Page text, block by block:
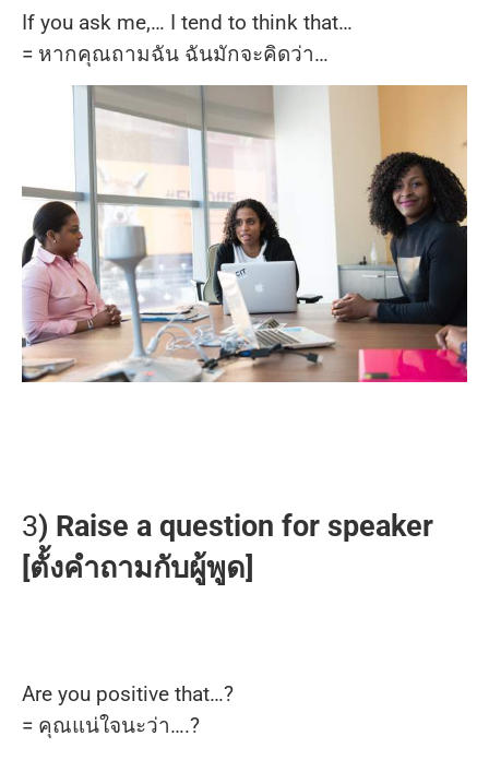
If you ask me,… I tend to think that…
= หากคุณถามฉัน ฉันมักจะคิดว่า…
3) Raise a question for speaker
[ตั้งคำถามกับผู้พูด]
Are you positive that…?
= คุณแน่ใจนะว่า….?